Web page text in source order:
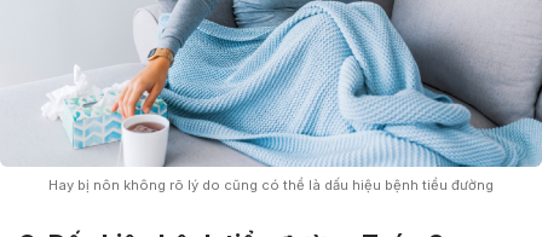
Hay bị nôn không rõ lý do cũng có thể là dấu hiệu bệnh tiểu đường